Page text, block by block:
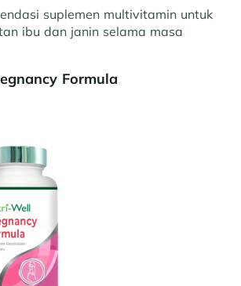
suplemen multivitamin untuk
ibu dan janin selama masa
Formula